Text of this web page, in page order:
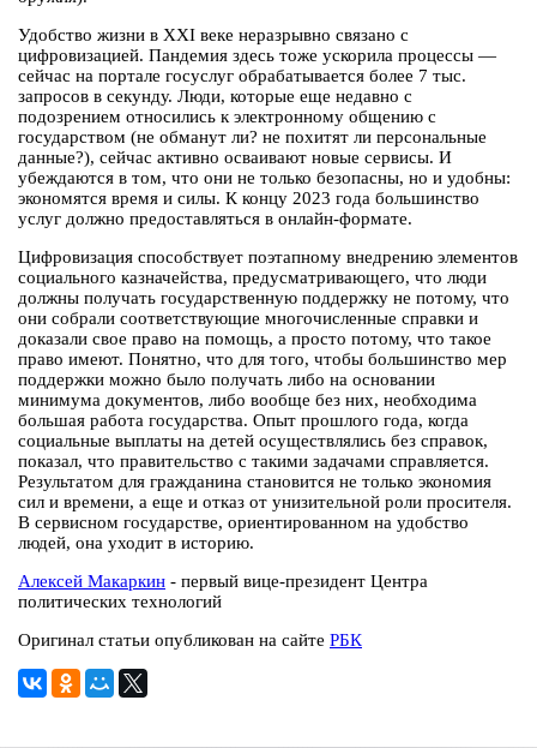
Удобство жизни в XXI веке неразрывно связано с
цифровизацией. Пандемия здесь тоже ускорила процессы —
сейчас на портале госуслуг обрабатывается более 7 тыс.
запросов в секунду. Люди, которые еще недавно с
подозрением относились к электронному общению с
государством (не обманут ли? не похитят ли персональные
данные?), сейчас активно осваивают новые сервисы. И
убеждаются в том, что они не только безопасны, но и удобны:
экономятся время и силы. К концу 2023 года большинство
услуг должно предоставляться в онлайн-формате.
Цифровизация способствует поэтапному внедрению элементов
социального казначейства, предусматривающего, что люди
должны получать государственную поддержку не потому, что
они собрали соответствующие многочисленные справки и
доказали свое право на помощь, а просто потому, что такое
право имеют. Понятно, что для того, чтобы большинство мер
поддержки можно было получать либо на основании
минимума документов, либо вообще без них, необходима
большая работа государства. Опыт прошлого года, когда
социальные выплаты на детей осуществлялись без справок,
показал, что правительство с такими задачами справляется.
Результатом для гражданина становится не только экономия
сил и времени, а еще и отказ от унизительной роли просителя.
В сервисном государстве, ориентированном на удобство
людей, она уходит в историю.
Алексей Макаркин - первый вице-президент Центра
политических технологий
Оригинал статьи опубликован на сайте РБК